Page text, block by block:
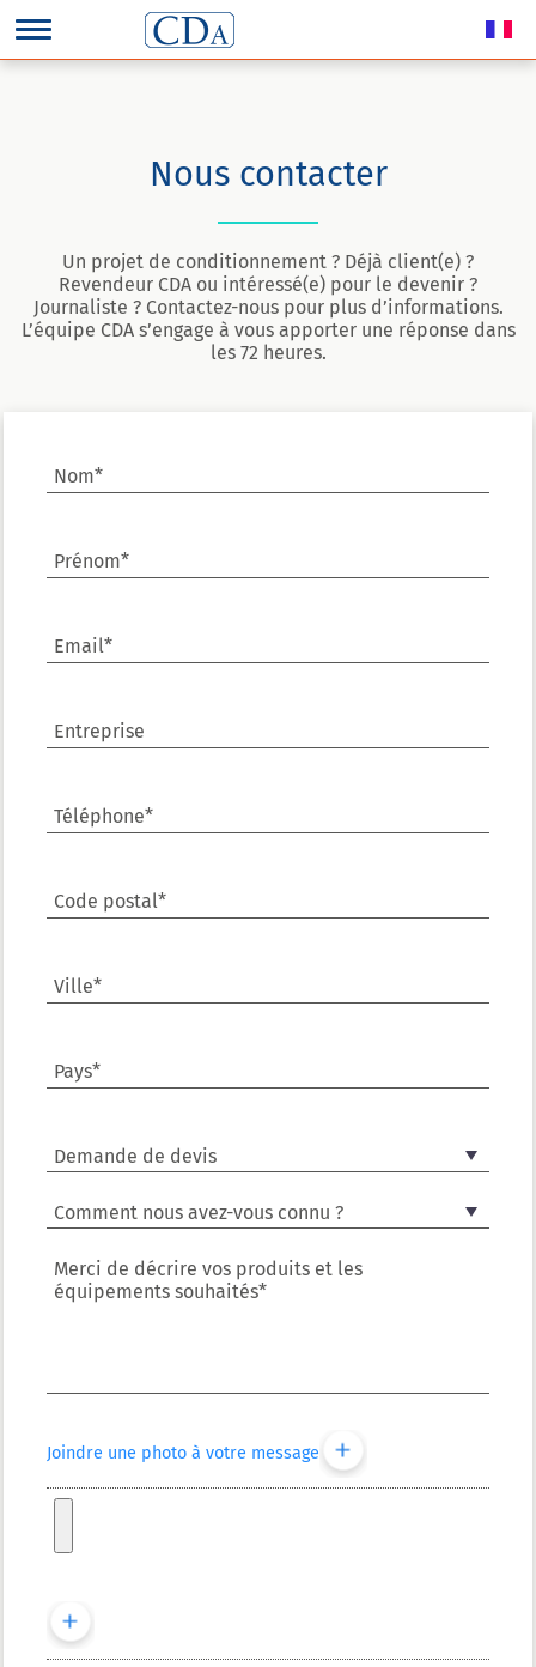
Nous contacter
Un projet de conditionnement ? Déjà client(e) ?
Revendeur CDA ou intéressé(e) pour le devenir ?
Journaliste ? Contactez-nous pour plus d’informations.
L’équipe CDA s’engage à vous apporter une réponse dans
les 72 heures.
Nom*
Prénom*
Email*
Entreprise
Téléphone*
Code postal*
Ville*
Pays*
Merci de décrire vos produits et les
équipements souhaités*
Joindre une photo à votre message